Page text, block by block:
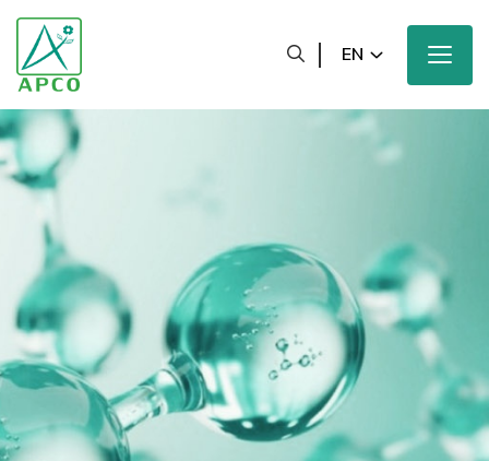
EN
Home
Our Company
Our Scientists
Our Innovation
Our Products and Brands
Sustainability